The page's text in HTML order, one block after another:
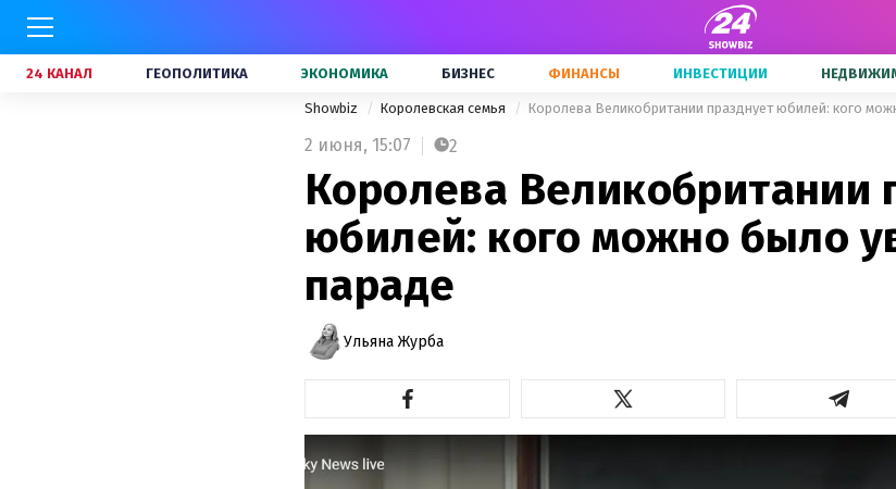
24 КАНАЛ ГЕОПОЛИТИКА ЭКОНОМИКА БИЗНЕС ФИНАНСЫ ИНВЕСТИЦИИ
Showbiz Королевская семья Королева Великобритании празднует юбилей: кого
2 июня, 15:07 2
Королева Великобритании
юбилей: кого можно было
параде
Ульяна Журба